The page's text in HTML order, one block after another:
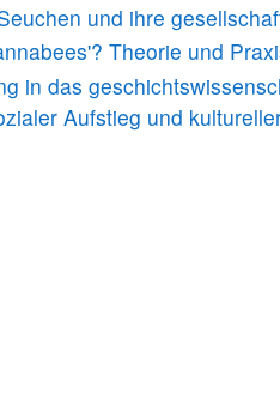
und ihre
Theorie und
in das
Aufstieg und